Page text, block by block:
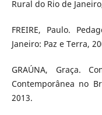
Rural do Rio de
FREIRE, Paulo.
Janeiro: Paz e Terra,
GRAÚNA, Graça.
Contemporânea no
2013.